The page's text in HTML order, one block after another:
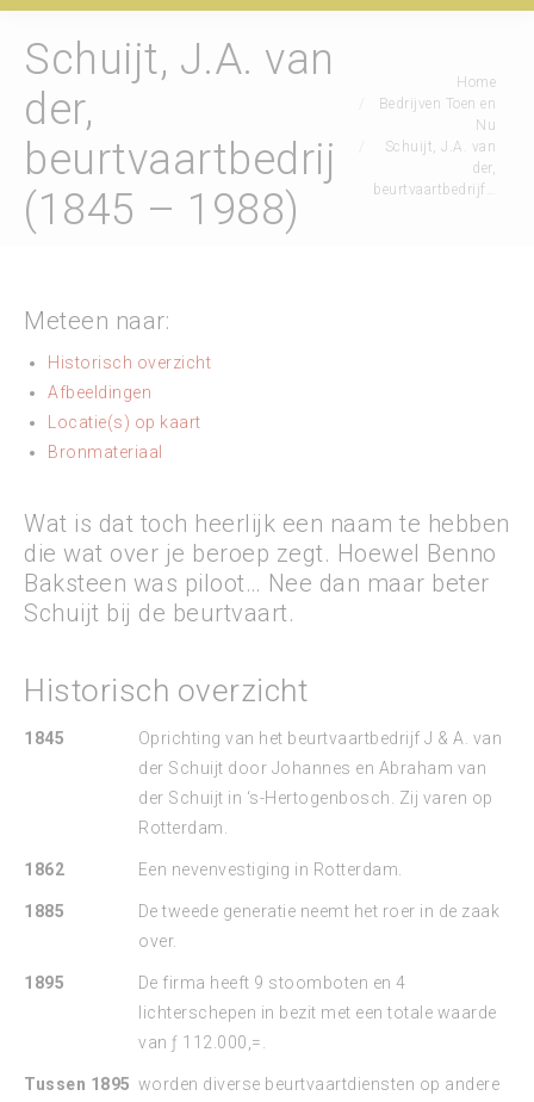
Schuijt, J.A. van
der,
beurtvaartbedrijf
(1845 – 1988)
Home
Bedrijven Toen en
Nu
Schuijt, J.A. van
der,
beurtvaartbedrijf…
Meteen naar:
Historisch overzicht
Afbeeldingen
Locatie(s) op kaart
Bronmateriaal
Wat is dat toch heerlijk een naam te hebben
die wat over je beroep zegt. Hoewel Benno
Baksteen was piloot… Nee dan maar beter
Schuijt bij de beurtvaart.
Historisch overzicht
1845
Oprichting van het beurtvaartbedrijf J & A. van
der Schuijt door Johannes en Abraham van
der Schuijt in ‘s-Hertogenbosch. Zij varen op
Rotterdam.
1862 Een nevenvestiging in Rotterdam.
1885
De tweede generatie neemt het roer in de zaak
over.
1895
De firma heeft 9 stoomboten en 4
lichterschepen in bezit met een totale waarde
van ƒ 112.000,=.
Tussen 1895 worden diverse beurtvaartdiensten op andere